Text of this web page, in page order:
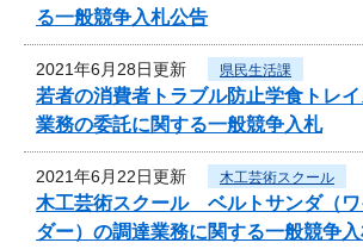
る一般競争入札公告
2021年6月28日更新 県民生活課
若者の消費者トラブル防止学食トレ
業務の委託に関する一般競争入札
2021年6月22日更新 木工芸術スクール
木工芸術スクール ベルトサンダ（ワ
ダー）の調達業務に関する一般競争